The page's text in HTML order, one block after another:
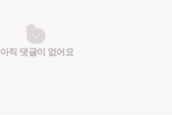
아직 댓글이 없어요